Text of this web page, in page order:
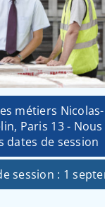
métiers
Paris 13 -
dates de session
session : 1